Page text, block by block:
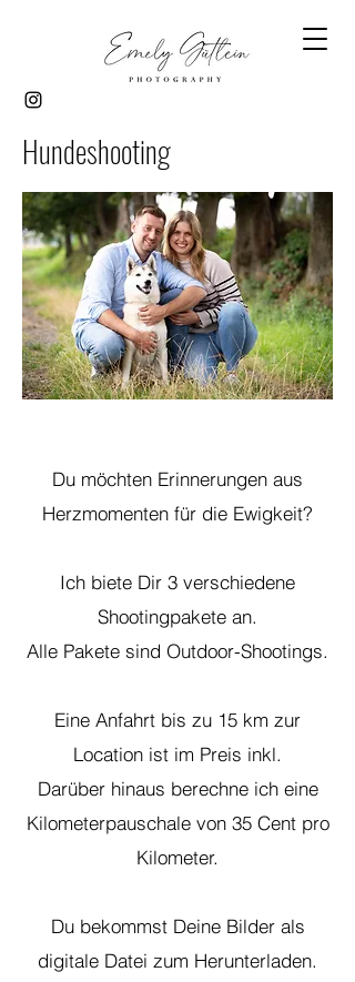
Hundeshooting
Du möchten Erinnerungen aus
Herzmomenten für die Ewigkeit?
Ich biete Dir 3 verschiedene
Shootingpakete an.
Alle Pakete sind Outdoor-Shootings.
Eine Anfahrt bis zu 15 km zur
Location ist im Preis inkl.
Darüber hinaus berechne ich eine
Kilometerpauschale von 35 Cent pro
Kilometer.
Du bekommst Deine Bilder als
digitale Datei zum Herunterladen.